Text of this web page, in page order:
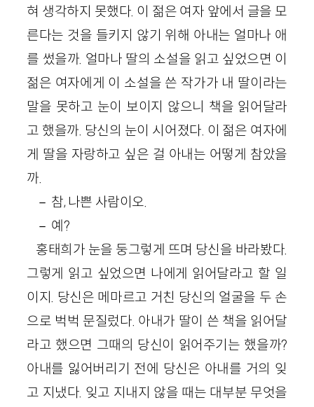
혀 생각하지 못했다. 이 젊은 여자 앞에서 글을 모
른다는 것을 들키지 않기 위해 아내는 얼마나 애
를 썼을까. 얼마나 딸의 소설을 읽고 싶었으면 이
젊은 여자에게 이 소설을 쓴 작가가 내 딸이라는
말을 못하고 눈이 보이지 않으니 책을 읽어달라
고 했을까. 당신의 눈이 시어졌다. 이 젊은 여자에
게 딸을 자랑하고 싶은 걸 아내는 어떻게 참았을
까.
－ 참, 나쁜 사람이오.
－ 예?
홍태희가 눈을 둥그렇게 뜨며 당신을 바라봤다.
그렇게 읽고 싶었으면 나에게 읽어달라고 할 일
이지. 당신은 메마르고 거친 당신의 얼굴을 두 손
으로 벅벅 문질렀다. 아내가 딸이 쓴 책을 읽어달
라고 했으면 그때의 당신이 읽어주기는 했을까?
아내를 잃어버리기 전에 당신은 아내를 거의 잊
고 지냈다. 잊고 지내지 않을 때는 대부분 무엇을